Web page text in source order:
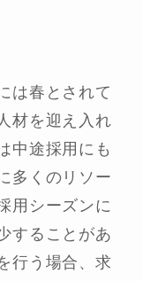
は春とされて
材を迎え入れ
中途採用にも
多くのリソー
用シーズンに
することがあ
行う場合、求